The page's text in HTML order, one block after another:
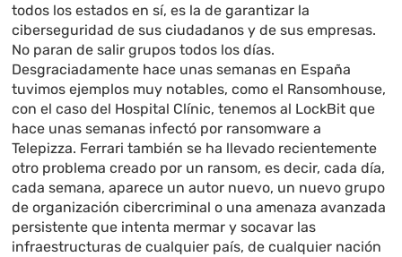
todos los estados en sí, es la de garantizar la
ciberseguridad de sus ciudadanos y de sus empresas.
No paran de salir grupos todos los días.
Desgraciadamente hace unas semanas en España
tuvimos ejemplos muy notables, como el Ransomhouse,
con el caso del Hospital Clínic, tenemos al LockBit que
hace unas semanas infectó por ransomware a
Telepizza. Ferrari también se ha llevado recientemente
otro problema creado por un ransom, es decir, cada día,
cada semana, aparece un autor nuevo, un nuevo grupo
de organización cibercriminal o una amenaza avanzada
persistente que intenta mermar y socavar las
infraestructuras de cualquier país, de cualquier nación